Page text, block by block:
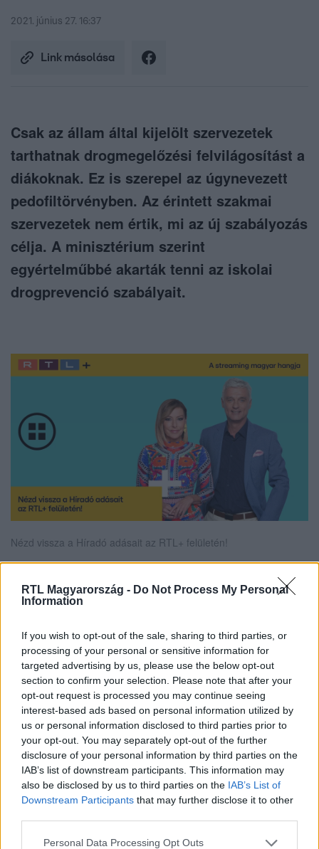
RTL Magyarország - Do Not Process My Personal
Information
If you wish to opt-out of the sale, sharing to third parties, or
processing of your personal or sensitive information for
targeted advertising by us, please use the below opt-out
section to confirm your selection. Please note that after your
opt-out request is processed you may continue seeing
interest-based ads based on personal information utilized by
us or personal information disclosed to third parties prior to
your opt-out. You may separately opt-out of the further
disclosure of your personal information by third parties on the
IAB’s list of downstream participants. This information may
also be disclosed by us to third parties on the IAB’s List of
Downstream Participants that may further disclose it to other
Please note that this website/app uses one or more Google
Personal Data Processing Opt Outs
2021. június 27. 16:37
Link másolása
Csak az állam által kijelölt szervezetek
tarthatnak drogmegelőzési felvilágosítást a
diákoknak. Ez is szerepel az úgynevezett
pedofiltörvényben. Az érintett szakmai
szervezetek nem értik, mi az új szabályozás
célja. A minisztérium szerint
egyértelműbbé akarták tenni az iskolai
drogprevenció szabályait.
Nézd vissza a Híradó adásait az RTL+ felületén!
Itt állítsd be, hogy az RTL.hu az elsők között
Kövess minket, és értesülj a friss hírekről a
Facebookon is!